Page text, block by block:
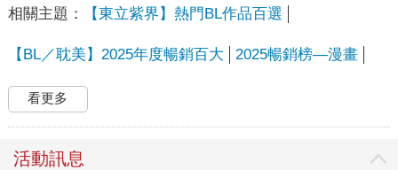
相關主題： 【東立紫界】熱門BL作品百選
【BL／耽美】2025年度暢銷百大 2025暢銷榜—漫畫
看更多
活動訊息